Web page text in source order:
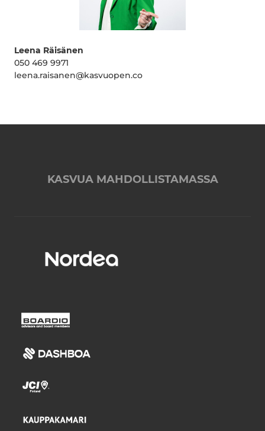
Leena Räisänen
050 469 9971
leena.raisanen@kasvuopen.co
KASVUA MAHDOLLISTAMASSA